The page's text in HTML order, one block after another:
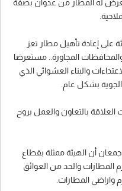
له المطار من عدوان بصفة
على إعادة تأهيل مطار تعز
المجاورة.. مستعرضا
والبناء العشوائي الذي
بشكل عام.
بالتعاون والعمل بروح
أن الهيئة ممثلة بقطاع
والحد من العوائق
واراضي المطارات.